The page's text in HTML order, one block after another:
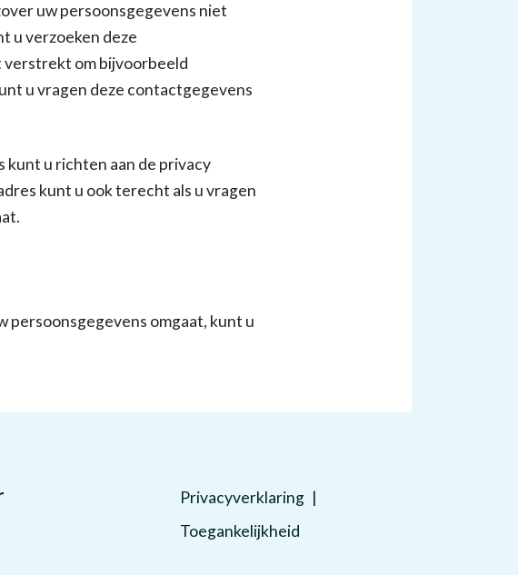
uw persoonsgegevens niet
u verzoeken deze
om bijvoorbeeld
u vragen deze contactgegevens
kunt u richten aan de privacy
kunt u ook terecht als u vragen
persoonsgegevens omgaat, kunt u
Privacyverklaring
Toegankelijkheid